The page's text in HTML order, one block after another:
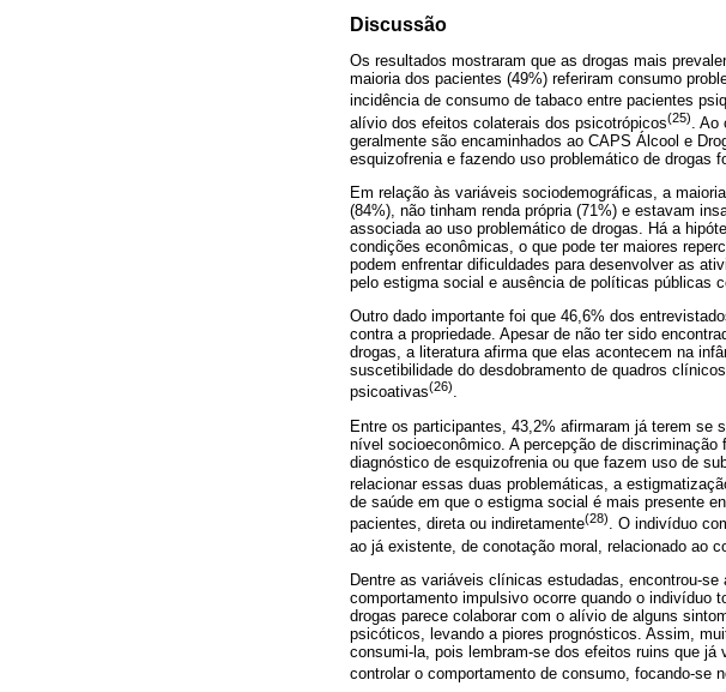
Discussão
Os resultados mostraram que as drogas mais
maioria dos pacientes (49%) referiram consumo
incidência de consumo de tabaco entre pacientes
alívio dos efeitos colaterais dos psicotrópicos(25)
.
geralmente são encaminhados ao CAPS Álcool e
esquizofrenia e fazendo uso problemático de drogas
Em relação às variáveis sociodemográficas, a
(84%), não tinham renda própria (71%) e estavam
associada ao uso problemático de drogas. Há a
condições econômicas, o que pode ter maiores
podem enfrentar dificuldades para desenvolver as
pelo estigma social e ausência de políticas públicas
Outro dado importante foi que 46,6% dos
contra a propriedade. Apesar de não ter sido
drogas, a literatura afirma que elas acontecem na
suscetibilidade do desdobramento de quadros
psicoativas(26).
Entre os participantes, 43,2% afirmaram já terem
nível socioeconômico. A percepção de
diagnóstico de esquizofrenia ou que fazem uso de
relacionar essas duas problemáticas, a
de saúde em que o estigma social é mais presente
pacientes, direta ou indiretamente(28). O indivíduo
ao já existente, de conotação moral, relacionado ao
Dentre as variáveis clínicas estudadas, encontrou-
comportamento impulsivo ocorre quando o
drogas parece colaborar com o alívio de alguns
psicóticos, levando a piores prognósticos. Assim,
consumi-la, pois lembram-se dos efeitos ruins que
controlar o comportamento de consumo, focando-se